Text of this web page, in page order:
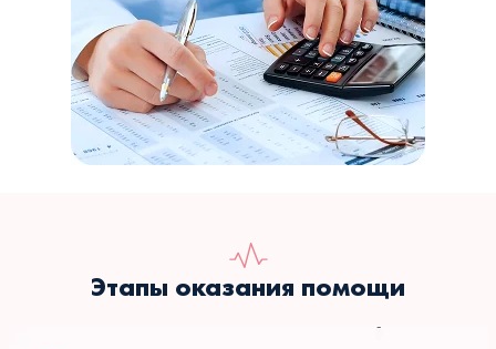
Этапы оказания помощи